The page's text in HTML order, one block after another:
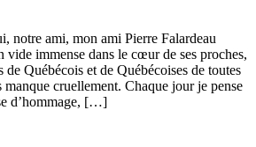
notre ami, mon ami Pierre Falardeau
vide immense dans le cœur de ses proches,
de Québécois et de Québécoises de toutes
cruellement. Chaque jour je pense
d’hommage, […]